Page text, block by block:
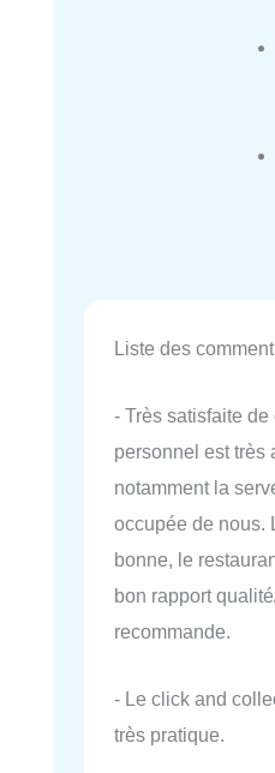
Liste des
- Très satisfaite
personnel est très
notamment la
occupée de nous.
bonne, le
bon rapport
recommande.
- Le click and
très pratique.